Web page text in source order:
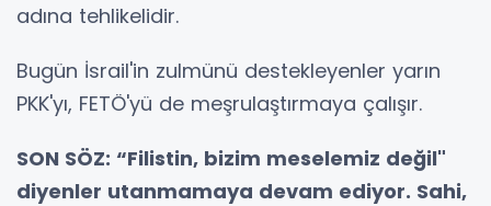
adına tehlikelidir.
Bugün İsrail'in zulmünü destekleyenler yarın
PKK'yı, FETÖ'yü de meşrulaştırmaya çalışır.
SON SÖZ: “Filistin, bizim meselemiz değil"
diyenler utanmamaya devam ediyor. Sahi,